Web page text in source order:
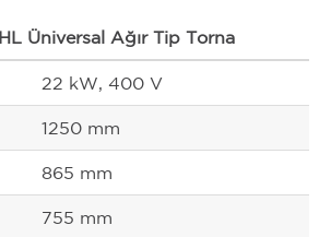
Üniversal Ağır Tip Torna
22 kW, 400 V
1250 mm
865 mm
755 mm